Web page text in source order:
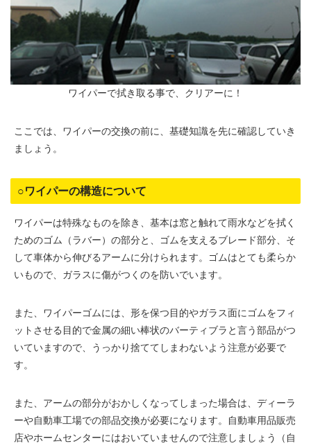
ワイパーで拭き取る事で、クリアーに！
ここでは、ワイパーの交換の前に、基礎知識を先に確認していき
ましょう。
○ワイパーの構造について
ワイパーは特殊なものを除き、基本は窓と触れて雨水などを拭く
ためのゴム（ラバー）の部分と、ゴムを支えるブレード部分、そ
して車体から伸びるアームに分けられます。ゴムはとても柔らか
いもので、ガラスに傷がつくのを防いでいます。
また、ワイパーゴムには、形を保つ目的やガラス面にゴムをフィ
ットさせる目的で金属の細い棒状のバーティブラと言う部品がつ
いていますので、うっかり捨ててしまわないよう注意が必要で
す。
また、アームの部分がおかしくなってしまった場合は、ディーラ
ーや自動車工場での部品交換が必要になります。自動車用品販売
店やホームセンターにはおいていませんので注意しましょう（自